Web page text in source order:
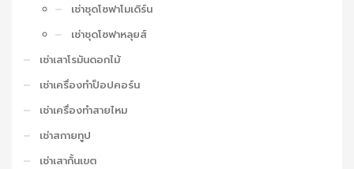
เช่าชุดโซฟาโมเดิร์น
เช่าชุดโซฟาหลุยส์
เช่าเสาโรมันดอกไม้
เช่าเครื่องทำป็อปคอร์น
เช่าเครื่องทำสายไหม
เช่าสกายทูป
เช่าเสากั้นเขต